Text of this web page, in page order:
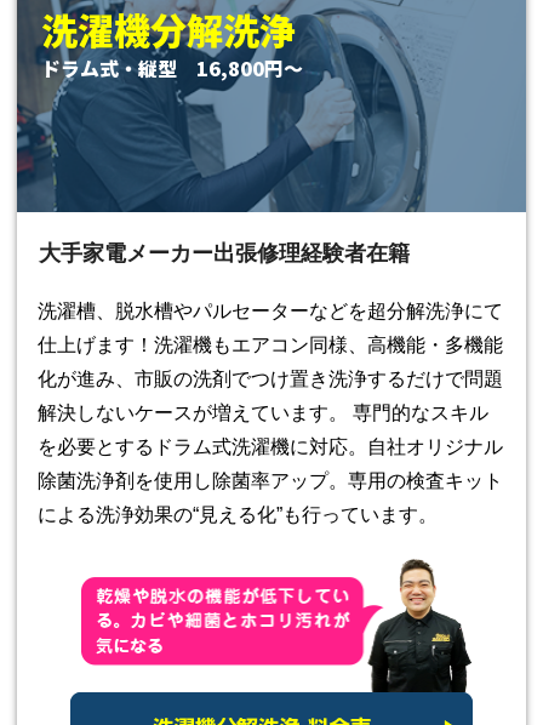
洗濯機分解洗浄
ドラム式・縦型 16,800円〜
大手家電メーカー出張修理経験者在籍
洗濯槽、脱水槽やパルセーターなどを超分解洗浄にて
仕上げます！洗濯機もエアコン同様、高機能・多機能
化が進み、市販の洗剤でつけ置き洗浄するだけで問題
解決しないケースが増えています。 専門的なスキル
を必要とするドラム式洗濯機に対応。自社オリジナル
除菌洗浄剤を使用し除菌率アップ。専用の検査キット
による洗浄効果の“見える化”も行っています。